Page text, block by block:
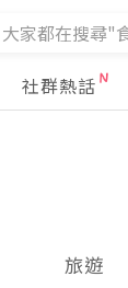
社群熱話
旅遊